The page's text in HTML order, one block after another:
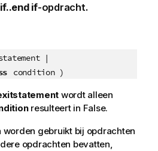
if..end if-opdracht.
|
condition )
wordt alleen
resulteert in False.
worden gebruikt bij opdrachten
opdrachten bevatten,